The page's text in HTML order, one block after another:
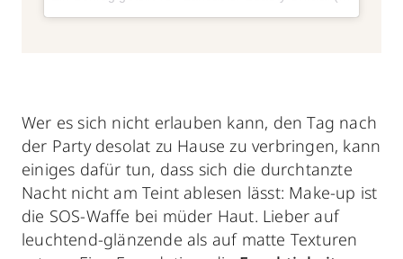
Wer es sich nicht erlauben kann, den Tag nach
der Party desolat zu Hause zu verbringen, kann
einiges dafür tun, dass sich die durchtanzte
Nacht nicht am Teint ablesen lässt: Make-up ist
die SOS-Waffe bei müder Haut. Lieber auf
leuchtend-glänzende als auf matte Texturen